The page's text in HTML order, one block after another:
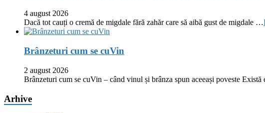
4 august 2026
Dacă tot cauți o cremă de migdale fără zahăr care să aibă gust de migdale …
Brânzeturi cum se cuVin
2 august 2026
Brânzeturi cum se cuVin – când vinul și brânza spun aceeași poveste
Arhive